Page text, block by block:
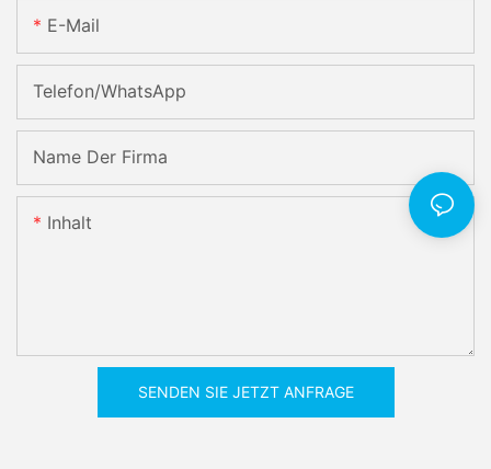
E-Mail
Telefon/WhatsApp
Name Der Firma
Inhalt
SENDEN SIE JETZT ANFRAGE